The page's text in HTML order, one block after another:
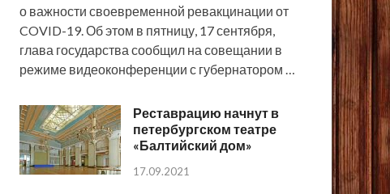
о важности своевременной ревакцинации от
COVID-19. Об этом в пятницу, 17 сентября,
глава государства сообщил на совещании в
режиме видеоконференции с губернатором …
Реставрацию начнут в
петербургском театре
«Балтийский дом»
17.09.2021